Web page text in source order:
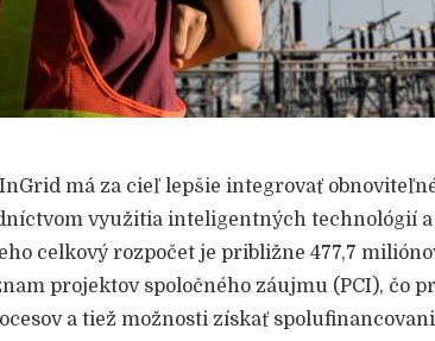
má za cieľ lepšie integrovať
využitia inteligentných technológií
celkový rozpočet je približne 477,7
projektov spoločného záujmu (PCI), čo
a tiež možnosti získať